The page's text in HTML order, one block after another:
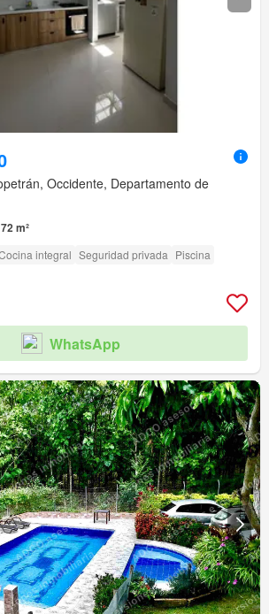
Occidente, Departamento de
72 m²
integral Seguridad privada Piscina
WhatsApp